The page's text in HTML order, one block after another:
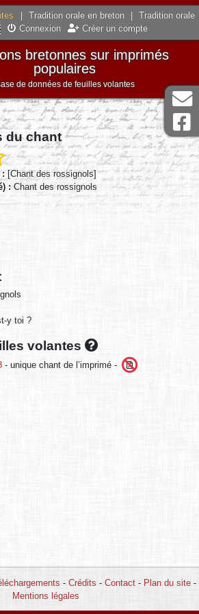
Tradition orale en breton
Tradition orale
Connexion Créer un compte
bretonnes sur imprimés
populaires
de données de feuilles volantes
du chant
:[Chant des rossignols]
:Chant des rossignols
y toi ?
volantes
- unique chant de l’imprimé -
- Crédits - Contact- Plan du site-
Mentions légales